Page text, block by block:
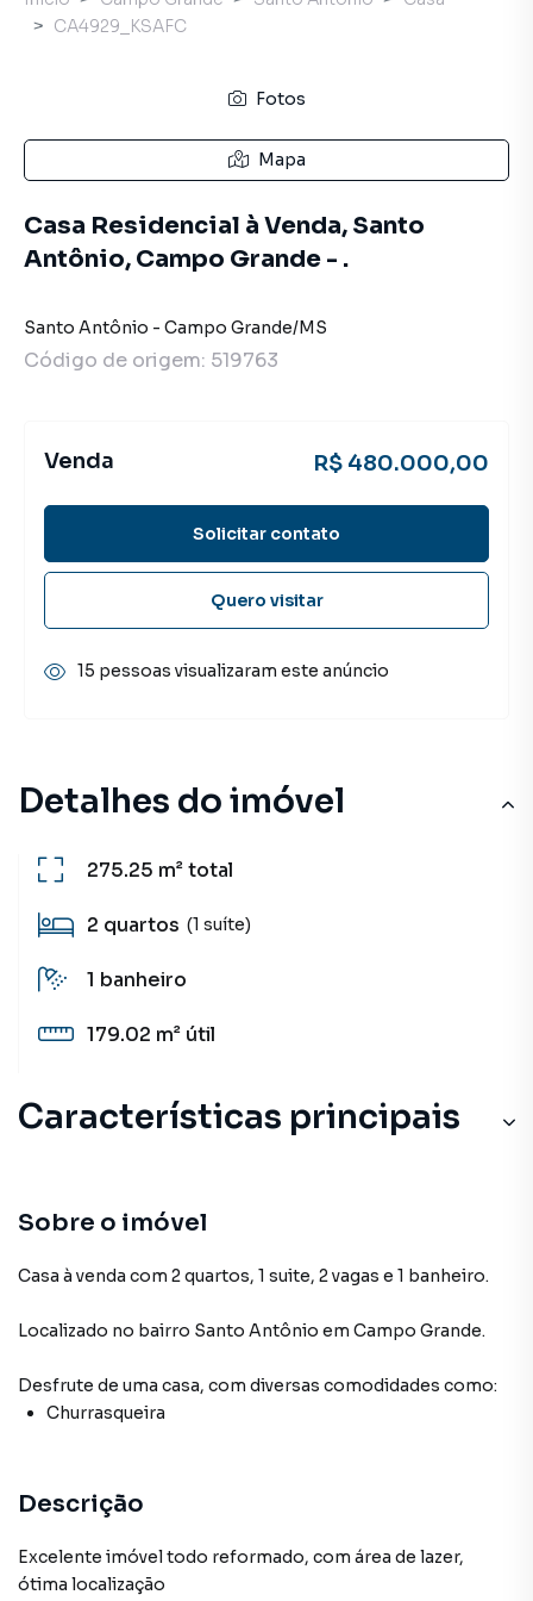
Detalhes do imóvel
275.25 m²total
2 quartos (1 suíte)
1 banheiro
179.02 m² útil
Características principais
Sobre o imóvel
Casa à venda com 2 quartos, 1 suite, 2 vagas e 1 banheiro.
Localizado no bairro Santo Antônio em Campo Grande.
Desfrute de uma casa, com diversas comodidades como:
Churrasqueira
Descrição
Excelente imóvel todo reformado, com área de lazer,
ótima localização
CA4929_KSAFC
Fotos
Mapa
Casa Residencial à Venda, Santo
Antônio, Campo Grande - .
Santo Antônio - Campo Grande/MS
Código de origem: 519763
Venda R$ 480.000,00
Solicitar contato
Quero visitar
15 pessoas visualizaram este anúncio